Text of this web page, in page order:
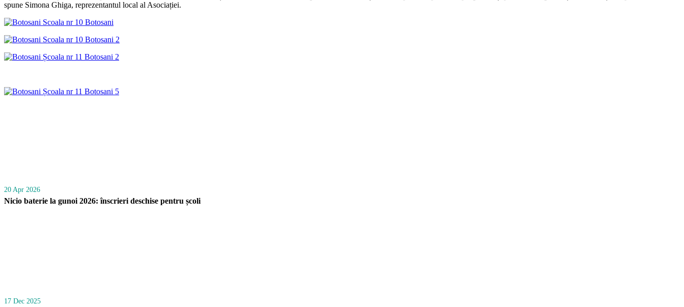
spune Simona Ghiga, reprezentantul local al Asociației.
20 Apr 2026
Nicio baterie la gunoi 2026: înscrieri deschise pentru școli
17 Dec 2025